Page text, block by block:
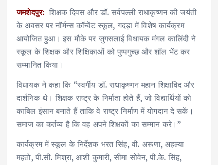
जमशेदपुर: शिक्षक दिवस और डॉ. सर्वपल्ली राधाकृष्णन की जयंती
के अवसर पर नॉर्मन्स कॉन्वेंट स्कूल, गदड़ा में विशेष कार्यक्रम
आयोजित हुआ। इस मौके पर जुगसलाई विधायक मंगल कालिंदी ने
स्कूल के शिक्षक और शिक्षिकाओं को पुष्पगुच्छ और शॉल भेंट कर
सम्मानित किया।
विधायक ने कहा कि “स्वर्गीय डॉ. राधाकृष्णन महान शिक्षाविद और
दार्शनिक थे। शिक्षक राष्ट्र के निर्माता होते हैं, जो विद्यार्थियों को
काबिल इंसान बनाते हैं ताकि वे राष्ट्र निर्माण में योगदान दे सकें।
समाज का कर्तव्य है कि वह अपने शिक्षकों का सम्मान करे।”
कार्यक्रम में स्कूल के निर्देशक भरत सिंह, वी. अरूणा, अहल्या
महतो, पी.सी. मिश्रा, आशी कुमारी, सीमा सोवेन, पी.के. सिंह,